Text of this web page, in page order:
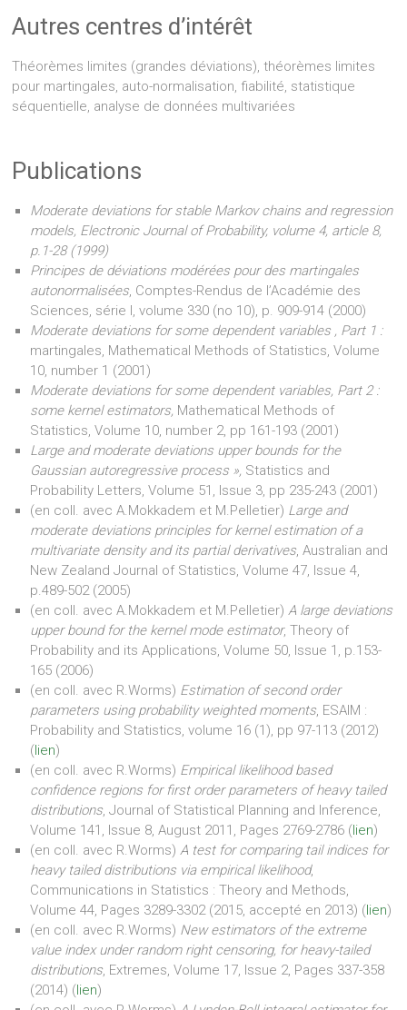
Autres centres d’intérêt
Théorèmes limites (grandes déviations), théorèmes limites
pour martingales, auto-normalisation, fiabilité, statistique
séquentielle, analyse de données multivariées
Publications
Moderate deviations for stable Markov chains and regression
models, Electronic Journal of Probability, volume 4, article 8,
p.1-28 (1999)
Principes de déviations modérées pour des martingales
autonormalisées, Comptes-Rendus de l’Académie des
Sciences, série I, volume 330 (no 10), p. 909-914 (2000)
Moderate deviations for some dependent variables , Part 1 :
martingales, Mathematical Methods of Statistics, Volume
10, number 1 (2001)
Moderate deviations for some dependent variables, Part 2 :
some kernel estimators, Mathematical Methods of
Statistics, Volume 10, number 2, pp 161-193 (2001)
Large and moderate deviations upper bounds for the
Gaussian autoregressive process », Statistics and
Probability Letters, Volume 51, Issue 3, pp 235-243 (2001)
(en coll. avec A.Mokkadem et M.Pelletier) Large and
moderate deviations principles for kernel estimation of a
multivariate density and its partial derivatives, Australian and
New Zealand Journal of Statistics, Volume 47, Issue 4,
p.489-502 (2005)
(en coll. avec A.Mokkadem et M.Pelletier)A large deviations
upper bound for the kernel mode estimator, Theory of
Probability and its Applications, Volume 50, Issue 1, p.153-
165 (2006)
(en coll. avec R.Worms) Estimation of second order
parameters using probability weighted moments, ESAIM :
Probability and Statistics, volume 16 (1), pp 97-113 (2012)
(lien)
(en coll. avec R.Worms) Empirical likelihood based
confidence regions for first order parameters of heavy tailed
distributions, Journal of Statistical Planning and Inference,
Volume 141, Issue 8, August 2011, Pages 2769-2786 (lien)
(en coll. avec R.Worms)A test for comparing tail indices for
heavy tailed distributions via empirical likelihood,
Communications in Statistics : Theory and Methods,
Volume 44, Pages 3289-3302 (2015, accepté en 2013) (lien)
(en coll. avec R.Worms) New estimators of the extreme
value index under random right censoring, for heavy-tailed
distributions, Extremes, Volume 17, Issue 2, Pages 337-358
(2014) (lien)